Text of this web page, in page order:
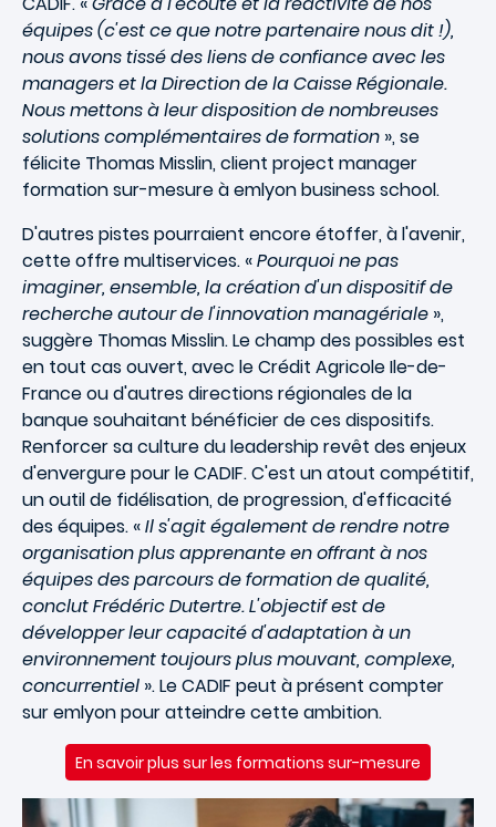
équipes (c'est ce que notre partenaire nous dit !),
nous avons tissé des liens de confiance avec les
managers et la Direction de la Caisse Régionale.
Nous mettons à leur disposition de nombreuses
solutions complémentaires de formation », se
félicite Thomas Misslin, client project manager
formation sur-mesure à emlyon business school.
D'autres pistes pourraient encore étoffer, à l'avenir,
cette offre multiservices. «Pourquoi ne pas
imaginer, ensemble, la création d'un dispositif de
recherche autour de l'innovation managériale »,
suggère Thomas Misslin. Le champ des possibles est
en tout cas ouvert, avec le Crédit Agricole Ile-de-
France ou d'autres directions régionales de la
banque souhaitant bénéficier de ces dispositifs.
Renforcer saculture du leadershiprevêt des enjeux
d'envergure pour le CADIF. C'est un atout compétitif,
un outil de fidélisation, de progression, d'efficacité
des équipes. «Il s'agit également de rendre notre
organisation plus apprenante en offrant à nos
équipes des parcours de formation de qualité,
conclut Frédéric Dutertre. L'objectif est de
développer leur capacité d'adaptation à un
environnement toujours plus mouvant, complexe,
concurrentiel ». Le CADIF peut à présent compter
suremlyonpour atteindre cette ambition.
En savoir plus sur les formations sur-mesure